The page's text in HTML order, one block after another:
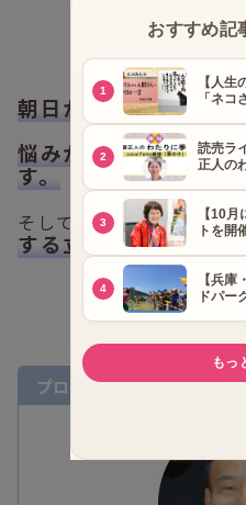
朝日が昇れば、見え方
悩みが消えなくても
す。
そして何より、眠るこ
する立派な修行なのだ
プロフィル